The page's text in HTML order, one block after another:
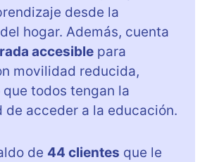
desde la
hogar. Además, cuenta
accesible para
movilidad reducida,
todos tengan la
de acceder a la educación.
de 44 clientes que le